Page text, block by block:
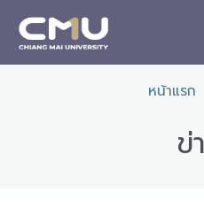
หน้าแรก
ข่